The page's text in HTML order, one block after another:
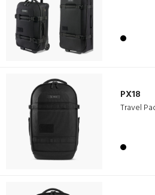
PX18
Travel